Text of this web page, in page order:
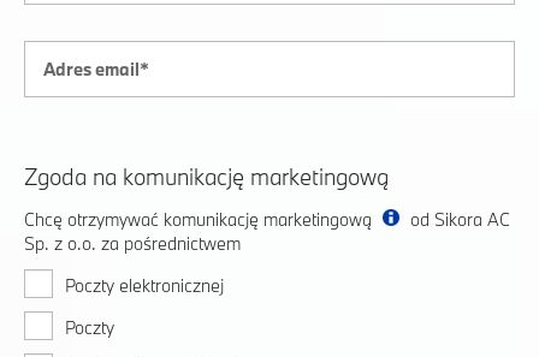
Zgoda na komunikację marketingową
Chcę otrzymywać komunikację marketingową
od Sikora AC
Sp. z o.o. za pośrednictwem
Poczty elektronicznej
Poczty